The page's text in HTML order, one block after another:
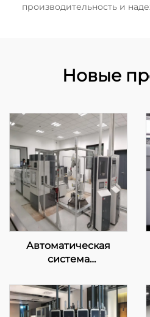
производительность и
Новые
Автоматическая
система
анализа перед печью